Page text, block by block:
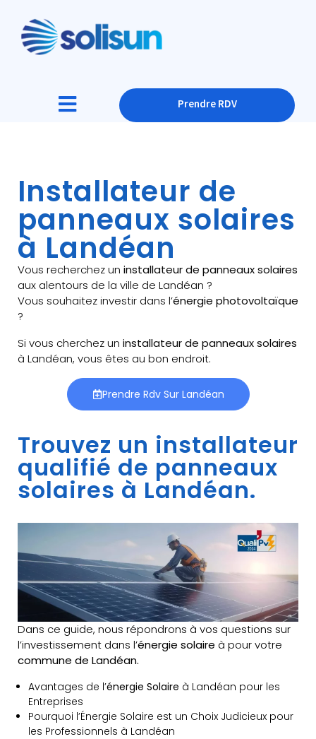
Prendre RDV
Installateur de
panneaux solaires
à Landéan
Vous recherchez un installateur de panneaux solaires
aux alentours de la ville de Landéan ?
Vous souhaitez investir dans l’énergie photovoltaïque
?
Si vous cherchez un installateur de panneaux solaires
à Landéan, vous êtes au bon endroit.
Prendre Rdv Sur Landéan
Trouvez un installateur
qualifié de panneaux
solaires à Landéan.
Dans ce guide, nous répondrons à vos questions sur
l’investissement dans l’énergie solaire à pour votre
commune de Landéan.
Avantages de l’énergie Solaire à Landéan pour les
Entreprises
Pourquoi l’Énergie Solaire est un Choix Judicieux pour
les Professionnels à Landéan